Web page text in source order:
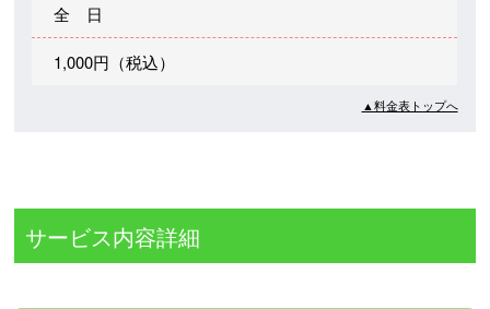
全 日
1,000円（税込）
▲料金表トップへ
サービス内容詳細